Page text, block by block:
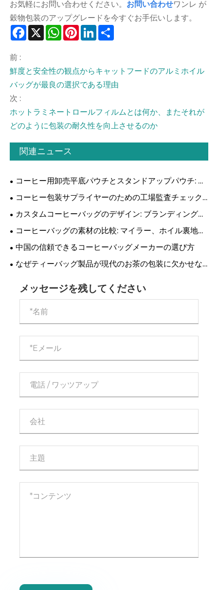
お気軽にお問い合わせください。 お問い合わせワンレ が
穀物包装のアップグレードを今すぐお手伝いします。
Facebook
X WhatsApp
Pinterest
LinkedIn
前 :
鮮度と安全性の観点からキャットフードのアルミホイル
バッグが最良の選択である理由
次 :
ホットラミネートロールフィルムとは何か、またそれが
どのように包装の耐久性を向上させるのか
関連ニュース
コーヒー用卸売平底パウチとスタンドアップパウチ: 戦
略的な比較 TDK:
コーヒー包装サプライヤーのための工場監査チェック
リスト: プロフェッショナル B2B ガイド
カスタムコーヒーバッグのデザイン: ブランディングと
保存のバランスをとる
コーヒーバッグの素材の比較: マイラー、ホイル裏地、
堆肥化可能なコーヒーバッグ
中国の信頼できるコーヒーバッグメーカーの選び方
なぜティーバッグ製品が現代のお茶の包装に欠かせな
メッセージを残してください